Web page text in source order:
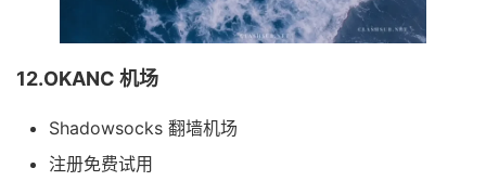
12.OKANC 机场
Shadowsocks 翻墙机场
注册免费试用